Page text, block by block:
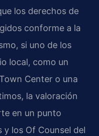
los derechos de
conforme a la
si uno de los
local, como un
Center o una
la valoración
en un punto
y los Of Counsel del